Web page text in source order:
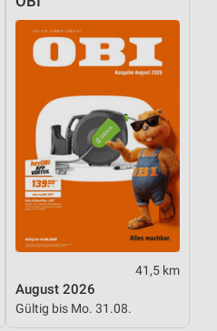
41,5 km
August 2026
Gültig bis Mo. 31.08.